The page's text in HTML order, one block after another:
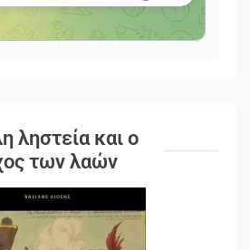
ληστεία και ο
των λαών